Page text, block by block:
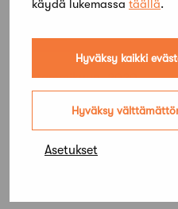
käydä lukemassa täällä.
Hyväksy kaikki
Hyväksy
Asetukset
29 tammikuun, 2020
Töölöntorin yleinen